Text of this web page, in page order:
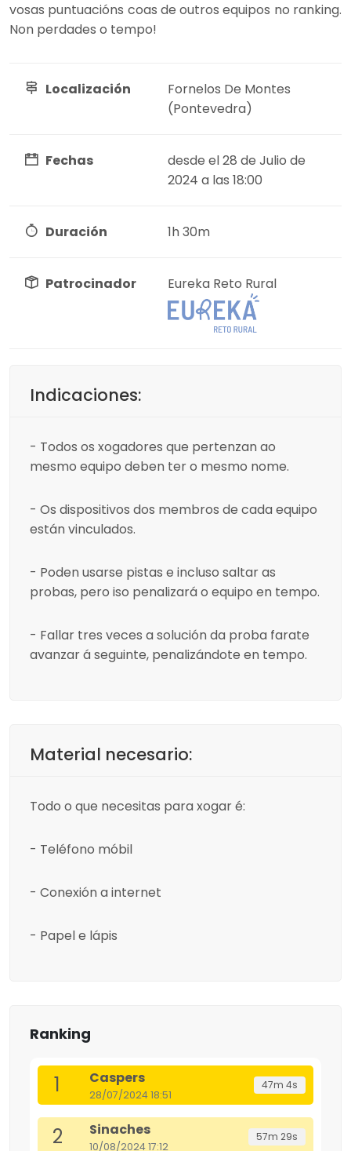
vosas puntuacións coas de outros equipos no ranking.
Non perdades o tempo!
Localización
Fornelos De Montes
(Pontevedra)
Fechas
desde el 28 de Julio de
2024 a las 18:00
Duración 1h 30m
Patrocinador Eureka Reto Rural
Indicaciones:
- Todos os xogadores que pertenzan ao
mesmo equipo deben ter o mesmo nome.
- Os dispositivos dos membros de cada equipo
están vinculados.
- Poden usarse pistas e incluso saltar as
probas, pero iso penalizará o equipo en tempo.
- Fallar tres veces a solución da proba farate
avanzar á seguinte, penalizándote en tempo.
Material necesario:
Todo o que necesitas para xogar é:
- Teléfono móbil
- Conexión a internet
- Papel e lápis
Ranking
1 Caspers
28/07/2024 18:51
47m 4s
2 Sinaches
10/08/2024 17:12
57m 29s